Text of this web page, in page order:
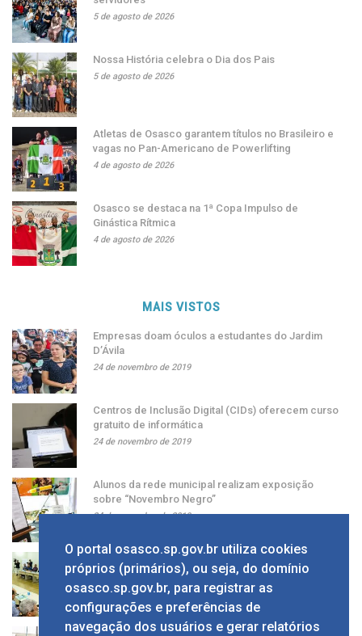
5 de agosto de 2026
Nossa História celebra o Dia dos Pais
5 de agosto de 2026
Atletas de Osasco garantem títulos no Brasileiro e
vagas no Pan-Americano de Powerlifting
4 de agosto de 2026
Osasco se destaca na 1ª Copa Impulso de
Ginástica Rítmica
4 de agosto de 2026
MAIS VISTOS
Empresas doam óculos a estudantes do Jardim
D’Ávila
24 de novembro de 2019
Centros de Inclusão Digital (CIDs) oferecem curso
gratuito de informática
24 de novembro de 2019
Alunos da rede municipal realizam exposição
sobre “Novembro Negro”
24 de novembro de 2019
Grupo apresenta ao prefeito sugestão de alíquota
única de ISS
24 de novembro de 2019
Solenidade em comemoração ao Dia da Bandeira
O portal osasco.sp.gov.br utiliza cookies
próprios (primários), ou seja, do domínio
osasco.sp.gov.br, para registrar as
configurações e preferências de
navegação dos usuários e gerar relatórios